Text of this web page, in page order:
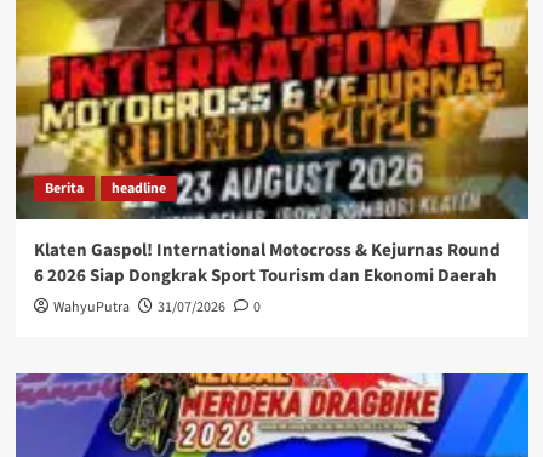
Berita headline
Klaten Gaspol! International Motocross & Kejurnas Round
6 2026 Siap Dongkrak Sport Tourism dan Ekonomi Daerah
WahyuPutra 31/07/2026 0